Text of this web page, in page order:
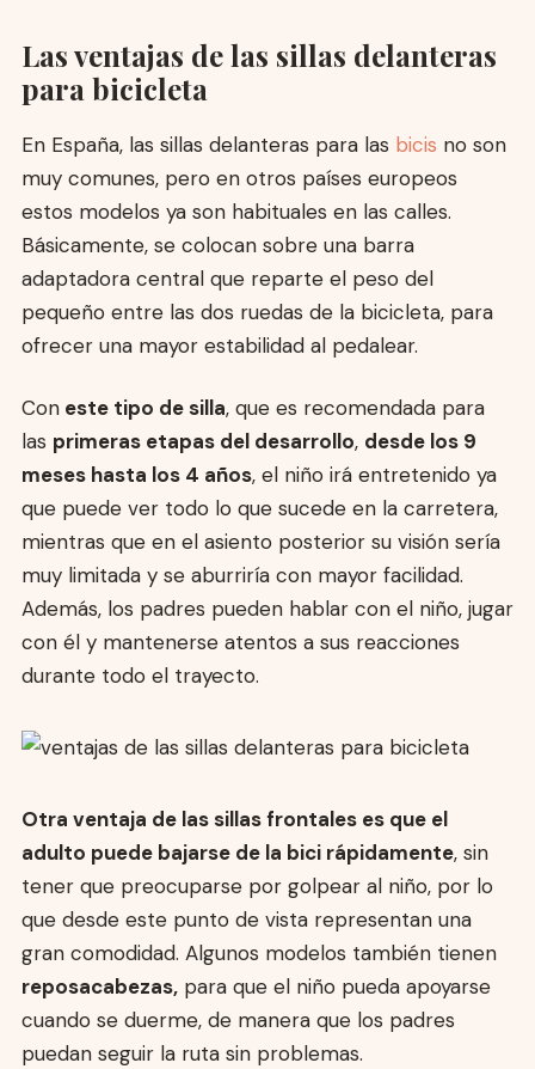
Las ventajas de las sillas delanteras
para bicicleta
En España, las sillas delanteras para las bicis no son
muy comunes, pero en otros países europeos
estos modelos ya son habituales en las calles.
Básicamente, se colocan sobre una barra
adaptadora central que reparte el peso del
pequeño entre las dos ruedas de la bicicleta, para
ofrecer una mayor estabilidad al pedalear.
Coneste tipo de silla, que es recomendada para
las primeras etapas del desarrollo, desde los 9
meses hasta los 4 años, el niño irá entretenido ya
que puede ver todo lo que sucede en la carretera,
mientras que en el asiento posterior su visión sería
muy limitada y se aburriría con mayor facilidad.
Además, los padres pueden hablar con el niño, jugar
con él y mantenerse atentos a sus reacciones
durante todo el trayecto.
Otra ventaja de las sillas frontales es que el
adulto puede bajarse de la bici rápidamente, sin
tener que preocuparse por golpear al niño, por lo
que desde este punto de vista representan una
gran comodidad. Algunos modelos también tienen
reposacabezas,para que el niño pueda apoyarse
cuando se duerme, de manera que los padres
puedan seguir la ruta sin problemas.